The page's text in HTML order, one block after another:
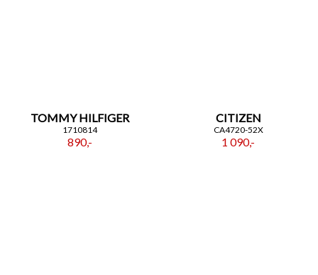
TOMMY HILFIGER
1710814
890,-
CITIZEN
CA4720-52X
1 090,-